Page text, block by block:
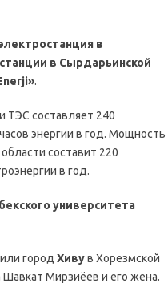
в
в Сырдарьинской
.
ТЭС составляет 240
энергии в год. Мощность
составит 220
в год.
университета
город Хивув Хорезмской
Мирзиёев и его жена.